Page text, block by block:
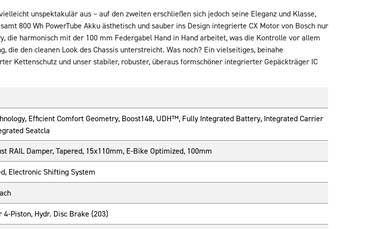
unspektakulär aus – auf den zweiten erschließen sich jedoch seine Eleganz und Klasse,
800 Wh PowerTube Akku ästhetisch und sauber ins Design integrierte CX Motor von Bosch nur
die harmonisch mit der 100 mm Federgabel Hand in Hand arbeitet, was die Kontrolle vor allem
den cleanen Look des Chassis unterstreicht. Was noch? Ein vielseitiges, beinahe
Kettenschutz und unser stabiler, robuster, überaus formschöner integrierter Gepäckträger IC
Efficient Comfort Geometry, Boost148, UDH™, Fully Integrated Battery, Integrated Carrier
Seatcla
RAIL Damper, Tapered, 15x110mm, E-Bike Optimized, 100mm
Electronic Shifting System
Piston, Hydr. Disc Brake (203)